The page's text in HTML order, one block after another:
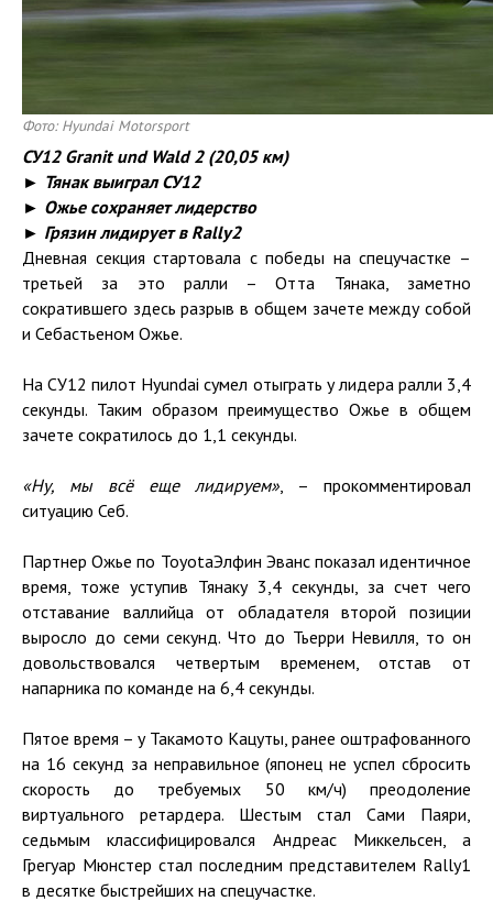
Фото: Hyundai Motorsport
СУ12 Granit und Wald 2 (20,05 км)
► Тянак выиграл СУ12
► Ожье сохраняет лидерство
► Грязин лидирует в Rally2
Дневная секция стартовала с победы на спецучастке –
третьей за это ралли – Отта Тянака, заметно
сократившего здесь разрыв в общем зачете между собой
и Себастьеном Ожье.
На СУ12 пилот Hyundai сумел отыграть у лидера ралли 3,4
секунды. Таким образом преимущество Ожье в общем
зачете сократилось до 1,1 секунды.
«Ну, мы всё еще лидируем», – прокомментировал
ситуацию Себ.
Партнер Ожье по ToyotaЭлфин Эванс показал идентичное
время, тоже уступив Тянаку 3,4 секунды, за счет чего
отставание валлийца от обладателя второй позиции
выросло до семи секунд. Что до Тьерри Невилля, то он
довольствовался четвертым временем, отстав от
напарника по команде на 6,4 секунды.
Пятое время – у Такамото Кацуты, ранее оштрафованного
на 16 секунд за неправильное (японец не успел сбросить
скорость до требуемых 50 км/ч) преодоление
виртуального ретардера. Шестым стал Сами Паяри,
седьмым классифицировался Андреас Миккельсен, а
Грегуар Мюнстер стал последним представителем Rally1
в десятке быстрейших на спецучастке.